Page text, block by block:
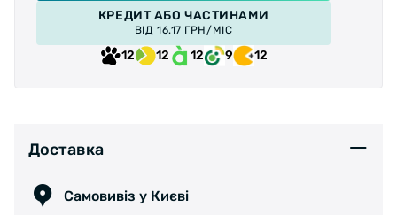
Захист від проколів:немає
Розміри (ETRTO):51-305
Робочий тиск:
Щільність плетіння корду (TPI):
КРЕДИТ АБО ЧАСТИНАМИ
ВІД 16.17 ГРН/МІС
12 12 12 9 12
Доставка
Самовивіз у Києві